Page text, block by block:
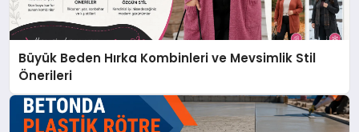
Büyük Beden Hırka Kombinleri ve Mevsimlik Stil
Önerileri